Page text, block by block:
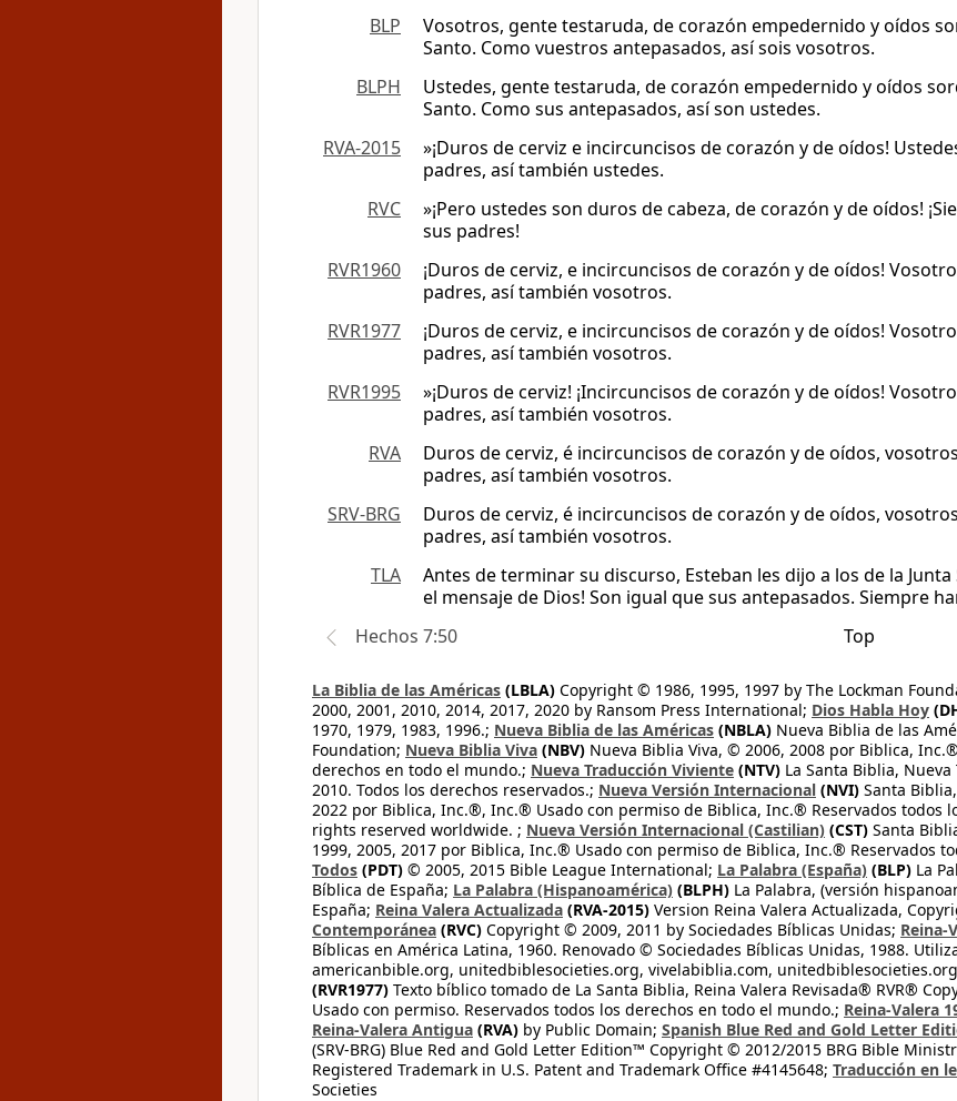
BLP
Vosotros, gente testaruda, de corazón empedernido y oídos
Santo. Como vuestros antepasados, así sois vosotros.
BLPH
Ustedes, gente testaruda, de corazón empedernido y oídos
Santo. Como sus antepasados, así son ustedes.
RVA-2015
»¡Duros de cerviz e incircuncisos de corazón y de oídos!
padres, así también ustedes.
RVC
»¡Pero ustedes son duros de cabeza, de corazón y de oídos!
sus padres!
RVR1960
¡Duros de cerviz, e incircuncisos de corazón y de oídos!
padres, así también vosotros.
RVR1977
¡Duros de cerviz, e incircuncisos de corazón y de oídos!
padres, así también vosotros.
RVR1995
»¡Duros de cerviz! ¡Incircuncisos de corazón y de oídos!
padres, así también vosotros.
RVA
Duros de cerviz, é incircuncisos de corazón y de oídos,
padres, así también vosotros.
SRV-BRG
Duros de cerviz, é incircuncisos de corazón y de oídos,
padres, así también vosotros.
TLA
Antes de terminar su discurso, Esteban les dijo a los de la
el mensaje de Dios! Son igual que sus antepasados. Siempre
Hechos 7:50
Top
La Biblia de las Américas (LBLA) Copyright © 1986, 1995, 1997 by The Lockman
2000, 2001, 2010, 2014, 2017, 2020 by Ransom Press International; Dios Habla Hoy
1970, 1979, 1983, 1996.; Nueva Biblia de las Américas (NBLA) Nueva Biblia de las
Foundation; Nueva Biblia Viva (NBV) Nueva Biblia Viva, © 2006, 2008 por Biblica,
derechos en todo el mundo.; Nueva Traducción Viviente (NTV) La Santa Biblia,
2010. Todos los derechos reservados.; Nueva Versión Internacional (NVI) Santa
2022 por Biblica, Inc.®, Inc.® Usado con permiso de Biblica, Inc.® Reservados todos
rights reserved worldwide. ; Nueva Versión Internacional (Castilian) (CST) Santa
1999, 2005, 2017 por Biblica, Inc.® Usado con permiso de Biblica, Inc.® Reservados
Todos (PDT) © 2005, 2015 Bible League International; La Palabra (España) (BLP) La
Bíblica de España; La Palabra (Hispanoamérica) (BLPH) La Palabra, (versión
España; Reina Valera Actualizada (RVA-2015) Version Reina Valera Actualizada,
Contemporánea (RVC) Copyright © 2009, 2011 by Sociedades Bíblicas Unidas; Reina-
Bíblicas en América Latina, 1960. Renovado © Sociedades Bíblicas Unidas, 1988.
americanbible.org, unitedbiblesocieties.org, vivelabiblia.com,
(RVR1977) Texto bíblico tomado de La Santa Biblia, Reina Valera Revisada® RVR®
Usado con permiso. Reservados todos los derechos en todo el mundo.; Reina-Valera
Reina-Valera Antigua (RVA) by Public Domain; Spanish Blue Red and Gold Letter
(SRV-BRG) Blue Red and Gold Letter Edition™ Copyright © 2012/2015 BRG Bible
Registered Trademark in U.S. Patent and Trademark Office #4145648; Traducción en
Societies